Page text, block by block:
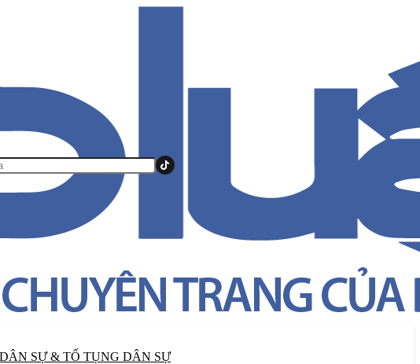
DÂN SỰ & TỐ TỤNG DÂN SỰ